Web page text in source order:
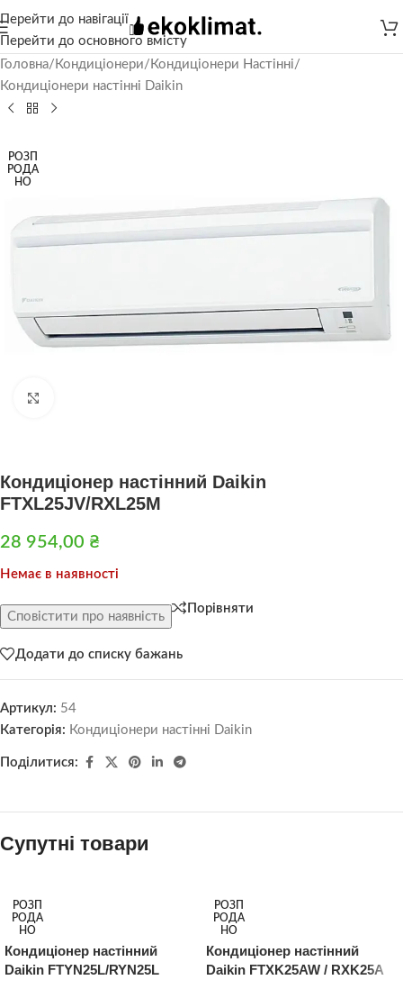
Перейти до навігації
Перейти до основного вмісту
Головна/ Кондиціонери/ Кондиціонери Настінні/
Кондиціонери настінні Daikin
РОЗП
РОДА
НО
Кондиціонер настінний Daikin
FTXL25JV/RXL25M
28 954,00 ₴
Немає в наявності
Сповістити про наявність
Порівняти
Додати до списку бажань
Артикул: 54
Категорія: Кондиціонери настінні Daikin
Поділитися:
Супутні товари
РОЗП
РОДА
НО
Кондиціонер настінний
Daikin FTYN25L/RYN25L
РОЗП
РОДА
НО
Кондиціонер настінний
Daikin FTXK25AW / RXK25A